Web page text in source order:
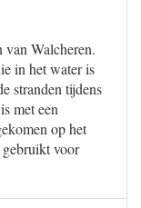
van Walcheren.
in het water is
stranden tijdens
met een
op het
voor